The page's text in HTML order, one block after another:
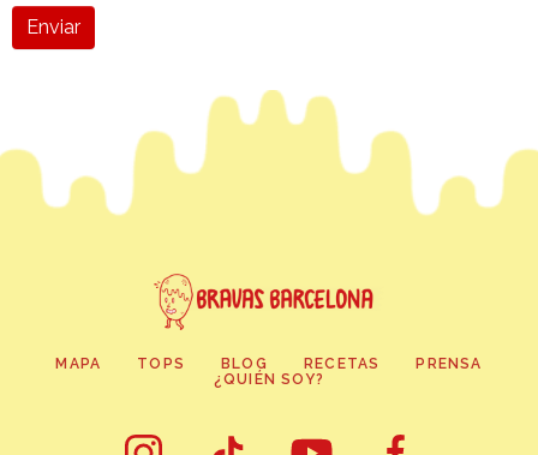
Enviar
MAPA TOPS BLOG RECETAS
PRENSA
¿QUIÉN SOY?